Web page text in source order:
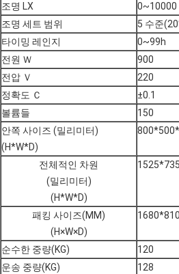
조명 LX
0~10000
조명 세트 범위
5 수준
타이밍 레인지
0~99h
전원 Ｗ
900
전압 Ｖ
220
정확도 Ｃ
±0.1
볼륨들
150
안쪽 사이즈 (밀리미터)
(H*W*D)
전체적인 차원
(밀리미터)
(H*W*D)
패킹 사이즈(MM)
(H×W×D)
순수한 중량(KG) 120
운송 중량(KG)
128